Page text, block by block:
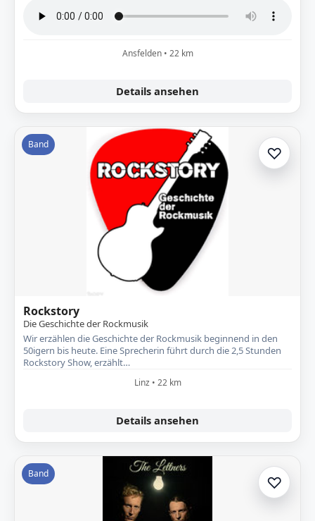
Ansfelden • 22 km
Details ansehen
Band ♡Zur
Rockstory
Die Geschichte der Rockmusik
Wir erzählen die Geschichte der Rockmusik beginnend in den
50igern bis heute. Eine Sprecherin führt durch die 2,5 Stunden
Rockstory Show, erzählt…
Linz • 22 km
Details ansehen
Band ♡Zur